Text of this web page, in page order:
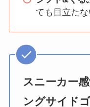
ても目立たな
スニーカー
ングサイド